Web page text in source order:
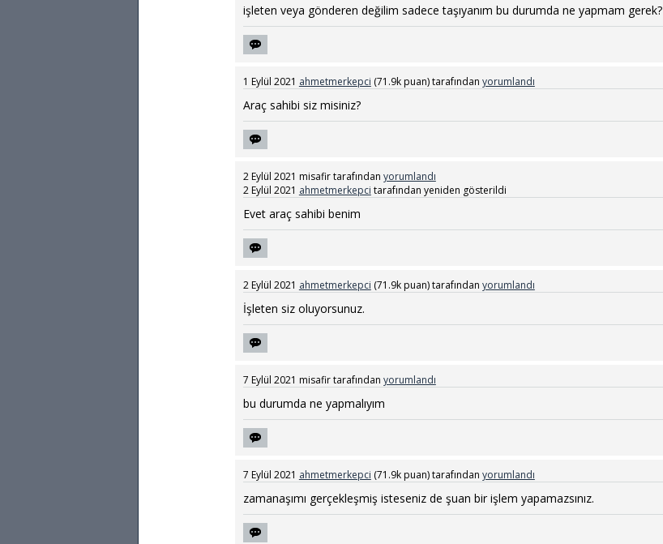
işleten veya gönderen değilim sadece taşıyanım bu durumda ne yapmam gerek?
1 Eylül 2021 ahmetmerkepci (71.9kpuan)tarafından yorumlandı
Araç sahibi siz misiniz?
2 Eylül 2021 misafirtarafından yorumlandı
2 Eylül 2021 ahmetmerkepci tarafından yeniden gösterildi
Evet araç sahibi benim
2 Eylül 2021 ahmetmerkepci (71.9kpuan)tarafından yorumlandı
İşleten siz oluyorsunuz.
7 Eylül 2021 misafirtarafından yorumlandı
bu durumda ne yapmalıyım
7 Eylül 2021 ahmetmerkepci (71.9kpuan)tarafından yorumlandı
zamanaşımı gerçekleşmiş isteseniz de şuan bir işlem yapamazsınız.